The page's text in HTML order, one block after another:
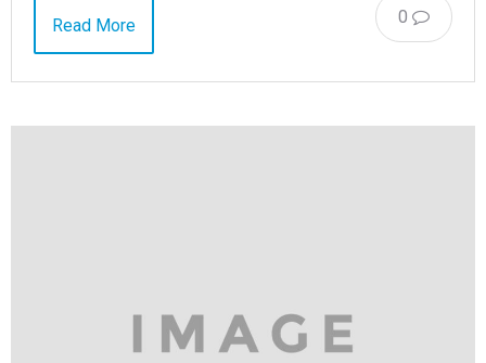
0
Read More